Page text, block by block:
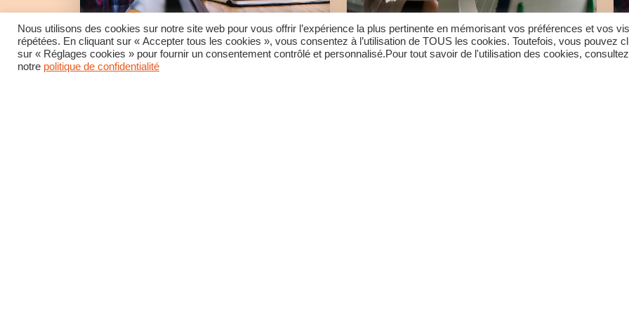
SYNDICATCFDTINTERCO DES
ALPES-MARITIMES
SYND DEPT INTERCOCFDTCORSE
Nous utilisons des cookies sur notre site web pour vous offrir l’expérience la plus pertinente en mémorisant vos préférences et vos
répétées. En cliquant sur « Accepter tous les cookies », vous consentez à l’utilisation de TOUS les cookies. Toutefois, vous pouvez
sur « Réglages cookies » pour fournir un consentement contrôlé et personnalisé.Pour tout savoir de l'utilisation des cookies, consultez
notre politique de confidentialité